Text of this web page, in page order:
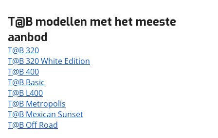
T@B modellen met het meeste
aanbod
T@B 320
T@B 320 White Edition
T@B 400
T@B Basic
T@B L400
T@B Metropolis
T@B Mexican Sunset
T@B Off Road